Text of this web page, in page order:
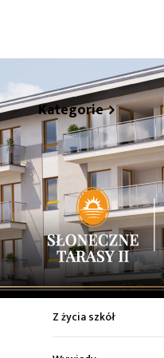
Kategorie
Z życia miasta
Sport
Kultura
Wiadomości z regionu
Z życia szkół